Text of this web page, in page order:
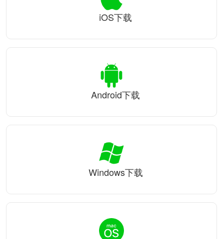
iOS下载
Android下载
Windows下载